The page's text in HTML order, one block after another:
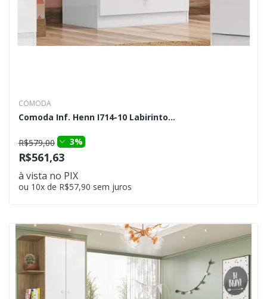
COMODA
Comoda Inf. Henn I714-10 Labirinto...
R$579,00 3%
R$561,63
à vista no PIX
ou 10x de R$57,90 sem juros